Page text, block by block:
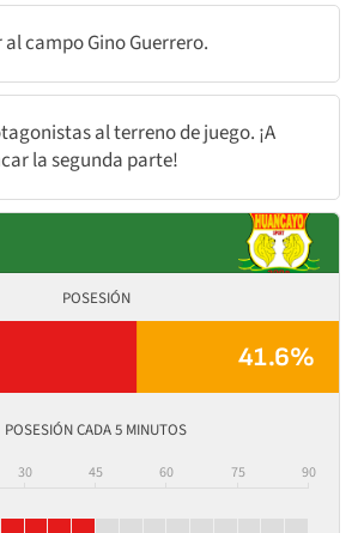
campo Gino Guerrero.
al terreno de juego. ¡A
la segunda parte!
POSESIÓN
41.6%
POSESIÓN CADA 5 MINUTOS
30 45 60 75 90